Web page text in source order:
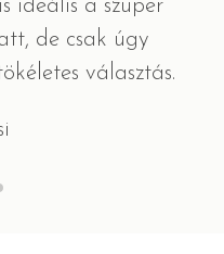
ideális a szuper
de csak úgy
választás.